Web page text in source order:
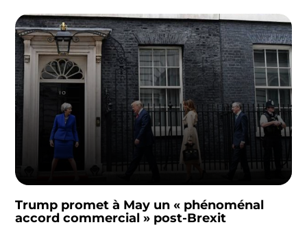
Trump promet à May un « phénoménal
accord commercial » post-Brexit